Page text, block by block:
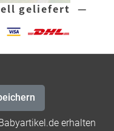
geliefert —
erhalten